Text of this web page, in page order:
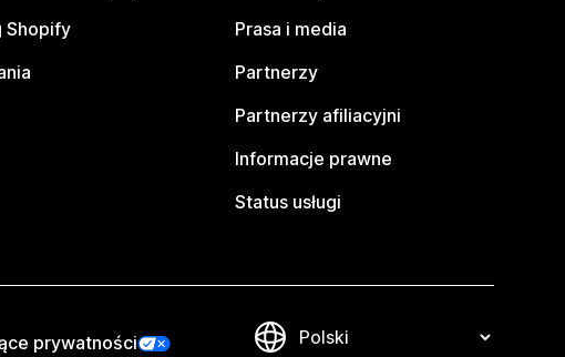
Shopify
Prasa i media
Partnerzy
Partnerzy afiliacyjni
Informacje prawne
Status usługi
prywatności